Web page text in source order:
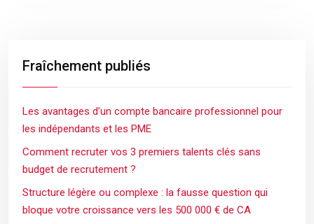
Fraîchement publiés
Les avantages d’un compte bancaire professionnel pour
les indépendants et les PME
Comment recruter vos 3 premiers talents clés sans
budget de recrutement ?
Structure légère ou complexe : la fausse question qui
bloque votre croissance vers les 500 000 € de CA